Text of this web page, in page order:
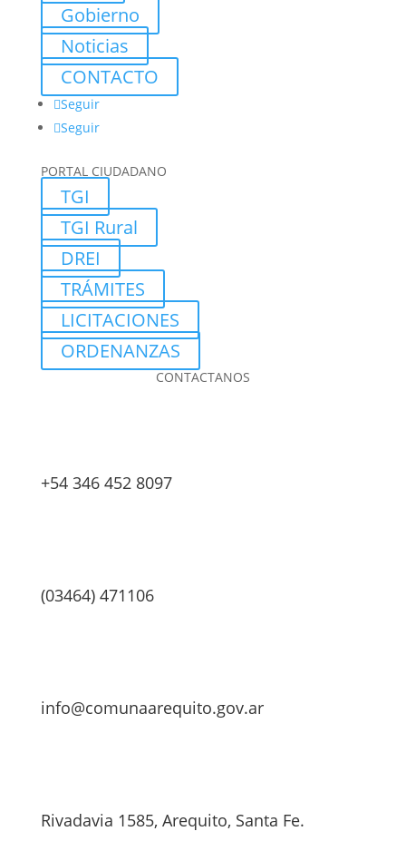
Gobierno
Noticias
CONTACTO
Seguir
Seguir
PORTAL CIUDADANO
TGI
TGI Rural
DREI
TRÁMITES
LICITACIONES
ORDENANZAS
CONTACTANOS
+54 346 452 8097
(03464) 471106
info@comunaarequito.gov.ar
Rivadavia 1585, Arequito, Santa Fe.